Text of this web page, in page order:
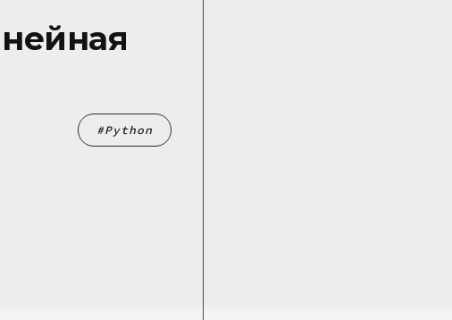
Python